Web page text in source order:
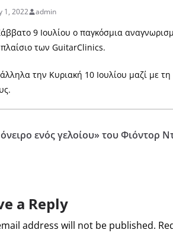
1, 2022 admin
9 Ιουλίου ο παγκόσμια
των GuitarClinics.
την Κυριακή 10 Ιουλίου μαζί με
ενός γελοίου» του Φιόντορ
a Reply
address will not be published.